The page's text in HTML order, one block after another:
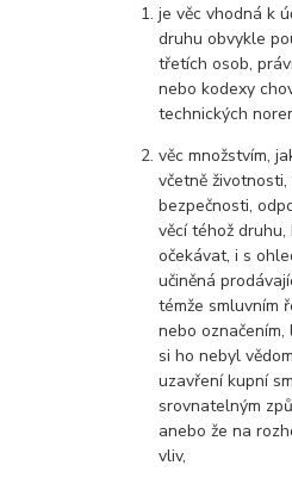
je věc vhodná k
druhu obvykle
třetích osob,
nebo kodexy
technických
věc množstvím,
včetně
bezpečnosti,
věcí téhož
očekávat, i s
učiněná
témže smluvním
nebo označením,
si ho nebyl
uzavření kupní
srovnatelným
anebo že na
vliv,